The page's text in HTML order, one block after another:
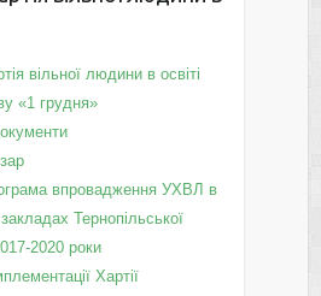
вільної людини в освіті
«1 грудня»
впровадження УХВЛ в
Тернопільської
2020 роки
Хартії